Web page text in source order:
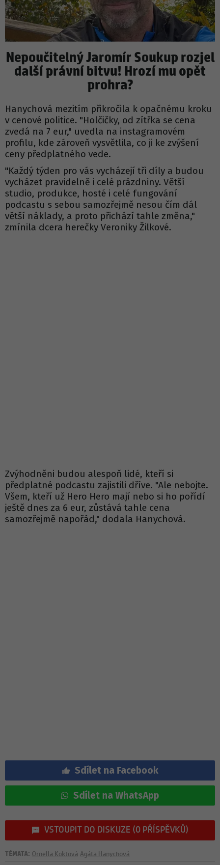
Nepoučitelný Jaromír Soukup rozjel
další právní bitvu! Hrozí mu opět
prohra?
Hanychová mezitím přikročila k opačnému kroku
v cenové politice. "Holčičky, od zítřka se cena
zvedá na 7 eur," uvedla na instagramovém
profilu, kde zároveň vysvětlila, co ji ke zvýšení
ceny předplatného vede.
"Každý týden pro vás vycházejí tři díly a budou
vycházet pravidelně i celé prázdniny. Větší
studio, produkce, hosté i celé fungování
podcastu s sebou samozřejmě nesou čím dál
větší náklady, a proto přichází tahle změna,"
zmínila dcera herečky Veroniky Žilkové.
Zvýhodněni budou alespoň lidé, kteří si
předplatné podcastu zajistili dříve. "Ale nebojte.
Všem, kteří už Hero Hero mají nebo si ho pořídí
ještě dnes za 6 eur, zůstává tahle cena
samozřejmě napořád," dodala Hanychová.
Sdílet na Facebook
Sdílet na WhatsApp
VSTOUPIT DO DISKUZE (0 PŘÍSPĚVKŮ)
TÉMATA: Ornella Koktová Agáta Hanychová